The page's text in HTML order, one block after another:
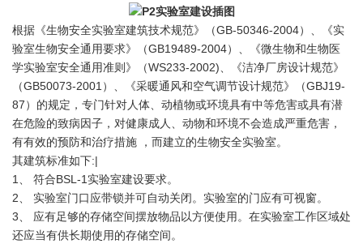
根据《生物安全实验室建筑技术规范》（GB-50346-2004）、《实
验室生物安全通用要求》（GB19489-2004）、《微生物和生物医
学实验室安全通用准则》（WS233-2002)、《洁净厂房设计规范》
（GB50073-2001）、《采暖通风和空气调节设计规范》（GBJ19-
87）的规定，专门针对人体、动植物或环境具有中等危害或具有潜
在危险的致病因子，对健康成人、动物和环境不会造成严重危害，
有有效的预防和治疗措施 ，而建立的生物安全实验室。
其建筑标准如下:|
1、 符合BSL-1实验室建设要求。
2、 实验室门口应带锁并可自动关闭。实验室的门应有可视窗。
3、 应有足够的存储空间摆放物品以方便使用。在实验室工作区域处
还应当有供长期使用的存储空间。